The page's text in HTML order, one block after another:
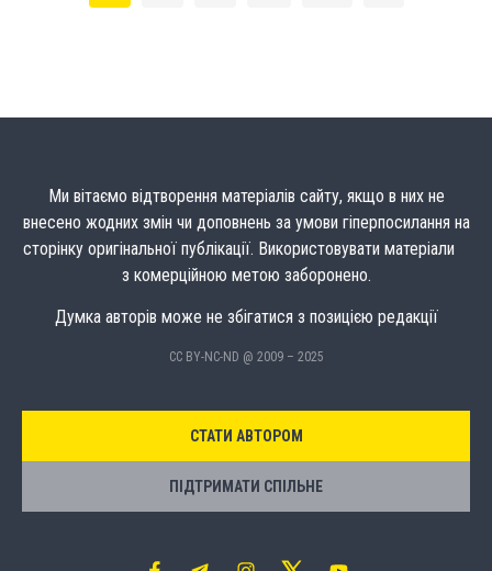
Ми вітаємо відтворення матеріалів сайту, якщо в них не
внесено жодних змін чи доповнень за умови гіперпосилання на
сторінку оригінальної публікації. Використовувати матеріали
з комерційною метою заборонено.
Думка авторів може не збігатися з позицією редакції
CC BY-NC-ND @ 2009 – 2025
СТАТИ АВТОРОМ
ПІДТРИМАТИ СПІЛЬНЕ